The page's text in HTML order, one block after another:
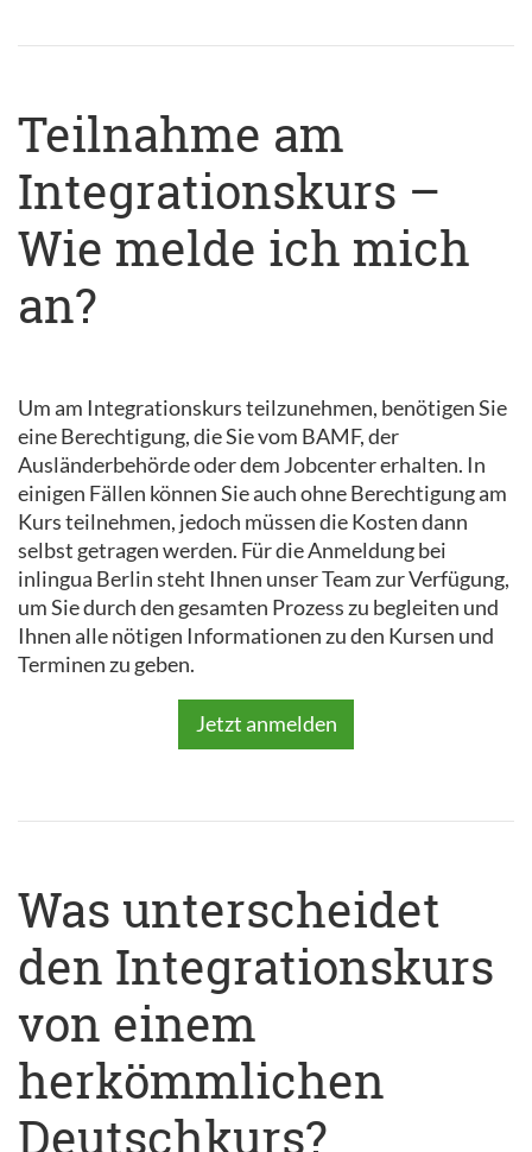
Teilnahme am
Integrationskurs –
Wie melde ich mich
an?
Um am Integrationskurs teilzunehmen, benötigen Sie
eine Berechtigung, die Sie vom BAMF, der
Ausländerbehörde oder dem Jobcenter erhalten. In
einigen Fällen können Sie auch ohne Berechtigung am
Kurs teilnehmen, jedoch müssen die Kosten dann
selbst getragen werden. Für die Anmeldung bei
inlingua Berlin steht Ihnen unser Team zur Verfügung,
um Sie durch den gesamten Prozess zu begleiten und
Ihnen alle nötigen Informationen zu den Kursen und
Terminen zu geben.
Jetzt anmelden
Was unterscheidet
den Integrationskurs
von einem
herkömmlichen
Deutschkurs?